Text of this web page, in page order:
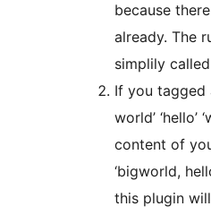
because
already. The
simplily called
If you tagged
world’ ‘hello’
content of
‘bigworld,
this plugin